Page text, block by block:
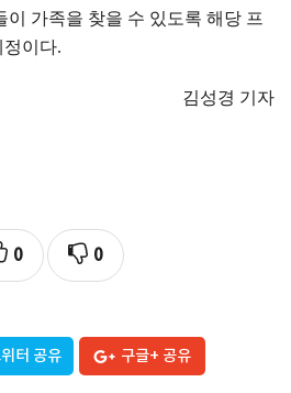
이 가족을 찾을 수 있도록 해당 프
정이다.
김성경 기자
0 0
터 공유 구글+ 공유